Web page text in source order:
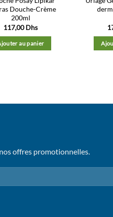
Douche-Crème
200ml
117,00Dhs
au panier
offres promotionnelles.